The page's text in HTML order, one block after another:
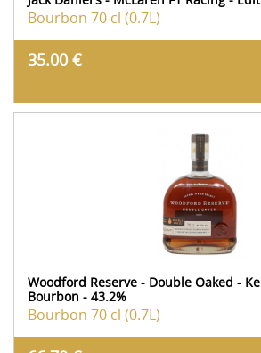
Bourbon 70 cl (0.7L)
35.00 €
Woodford Reserve - Double Oaked -
Bourbon - 43.2%
Bourbon 70 cl (0.7L)